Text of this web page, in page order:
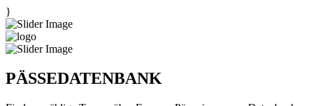
}
PÄSSEDATENBANK